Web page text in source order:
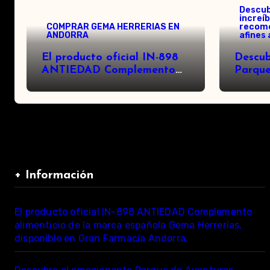
COMPRAR GEMA HERRERIAS EN
ANDORRA
El producto oficial IN-898
ANTIEDAD Complemento
española Gema Herrerías,
afines
+ Información
El producto oficial IN-898 ANTIEDAD Complemento
alimenticio de la marca española Gema Herrerías,
disponible en Gran Farmacia Andorra.